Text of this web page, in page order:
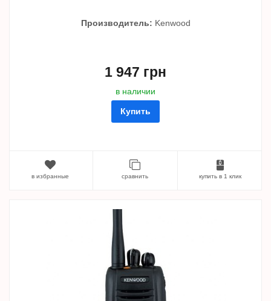
Производитель: Kenwood
1 947 грн
в наличии
Купить
в избранные сравнить купить в 1 клик